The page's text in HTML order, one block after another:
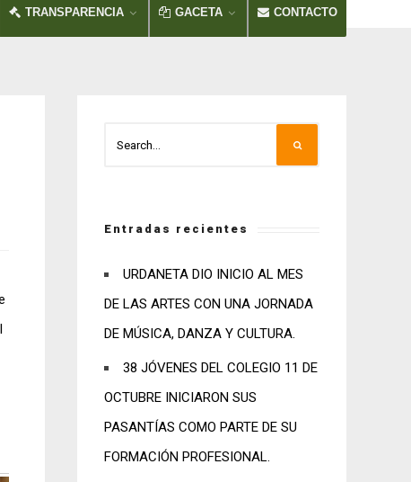
TRANSPARENCIA GACETA CONTACTO
Entradas recientes
URDANETA DIO INICIO AL MES
DE LAS ARTES CON UNA JORNADA
DE MÚSICA, DANZA Y CULTURA.
38 JÓVENES DEL COLEGIO 11 DE
OCTUBRE INICIARON SUS
PASANTÍAS COMO PARTE DE SU
FORMACIÓN PROFESIONAL.